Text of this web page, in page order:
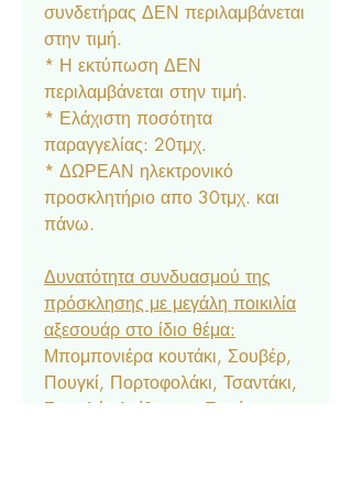
συνδετήρας ΔΕΝ περιλαμβάνεται
στην τιμή.
* Η εκτύπωση ΔΕΝ
περιλαμβάνεται στην τιμή.
* Ελάχιστη ποσότητα
παραγγελίας: 20τμχ.
* ΔΩΡΕΑΝ ηλεκτρονικό
προσκλητήριο απο 30τμχ. και
πάνω.
Δυνατότητα συνδυασμού της
πρόσκλησης με μεγάλη ποικιλία
αξεσουάρ στο ίδιο θέμα:
Μπομπονιέρα κουτάκι, Σουβέρ,
Πουγκί, Πορτοφολάκι, Τσαντάκι,
Σουπλά, Αρίθμηση, Ετικέτα